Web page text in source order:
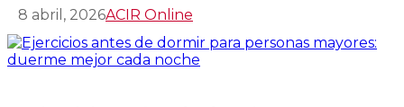
8 abril, 2026ACIR Online